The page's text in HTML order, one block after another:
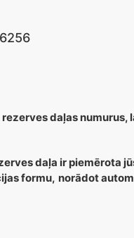
daļas numurus,
daļa ir piemērota
formu, norādot